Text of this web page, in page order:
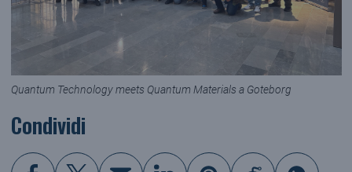
Quantum Technology meets Quantum Materials a Goteborg
Condividi